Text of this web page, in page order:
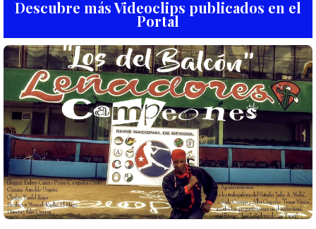
Descubre más Videoclips publicados en el
Portal